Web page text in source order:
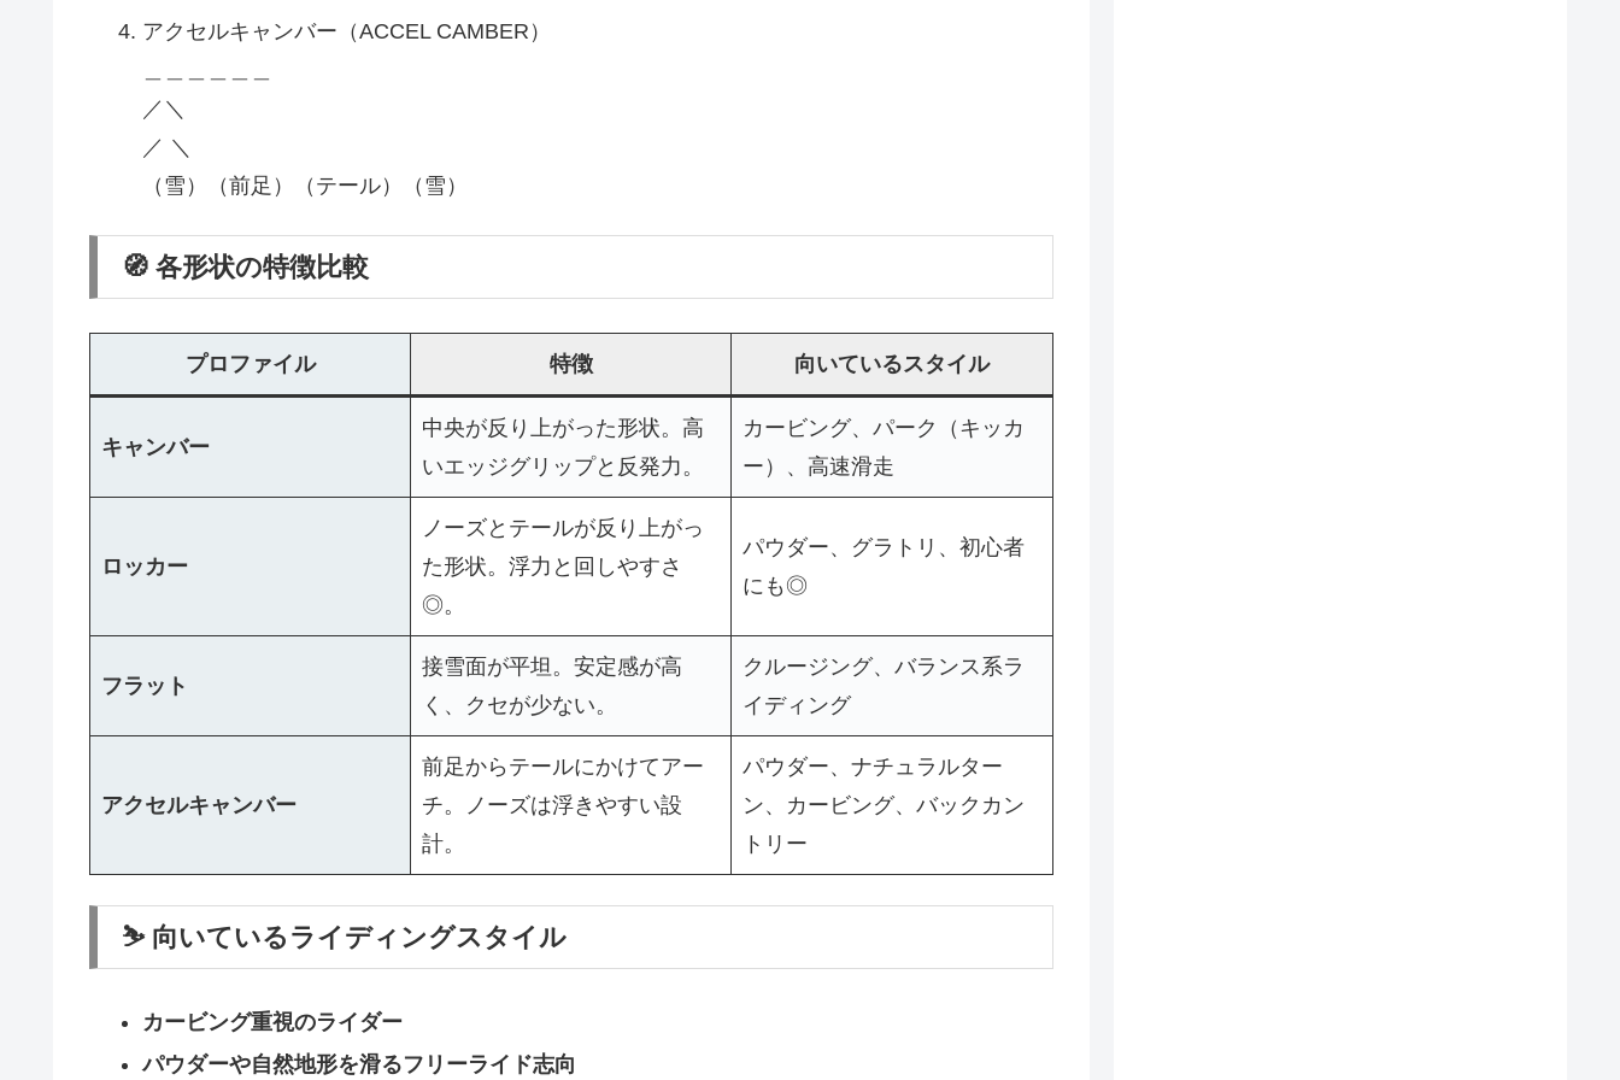
アクセルキャンバー（ACCEL CAMBER）
／＼
／ ＼
（雪）（前足）（テール）（雪）
🧭 各形状の特徴比較
プロファイル 特徴 向いているスタイル
キャンバー
中央が反り上がった形状。高
いエッジグリップと反発力。
カービング、パーク（キッカ
ー）、高速滑走
ロッカー
ノーズとテールが反り上がっ
た形状。浮力と回しやすさ
◎。
パウダー、グラトリ、初心者
にも◎
フラット
接雪面が平坦。安定感が高
く、クセが少ない。
クルージング、バランス系ラ
イディング
アクセルキャンバー
前足からテールにかけてアー
チ。ノーズは浮きやすい設
計。
パウダー、ナチュラルター
ン、カービング、バックカン
トリー
⛷️ 向いているライディングスタイル
カービング重視のライダー
パウダーや自然地形を滑るフリーライド志向